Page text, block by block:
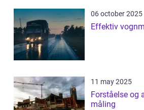
06 october 2025
Effektiv
11 may 2025
Forståelse og
måling